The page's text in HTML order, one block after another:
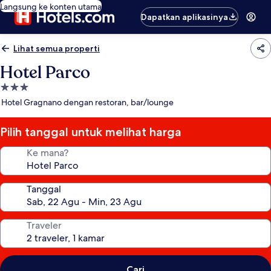
Langsung ke konten utama
Dapatkan aplikasinya
Lihat semua properti
Hotel Parco
Properti
bintang
Hotel Gragnano dengan restoran, bar/lounge
Pilih tanggal untuk melihat harga
Ke mana?
Tanggal
Traveler